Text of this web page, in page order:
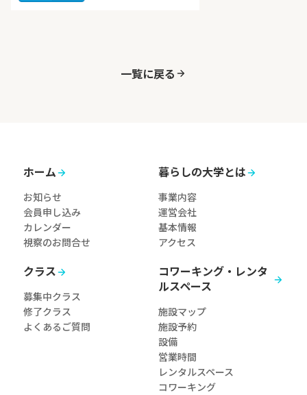
一覧に戻る
ホーム
お知らせ
会員申し込み
カレンダー
視察のお問合せ
暮らしの大学とは
事業内容
運営会社
基本情報
アクセス
クラス
募集中クラス
修了クラス
よくあるご質問
コワーキング・レンタ
ルスペース
施設マップ
施設予約
設備
営業時間
レンタルスペース
コワーキング